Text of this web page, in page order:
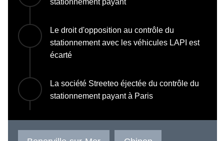
stationnement payant
Le droit d'opposition au contrôle du
stationnement avec les véhicules LAPI est
écarté
La société Streeteo éjectée du contrôle du
stationnement payant à Paris